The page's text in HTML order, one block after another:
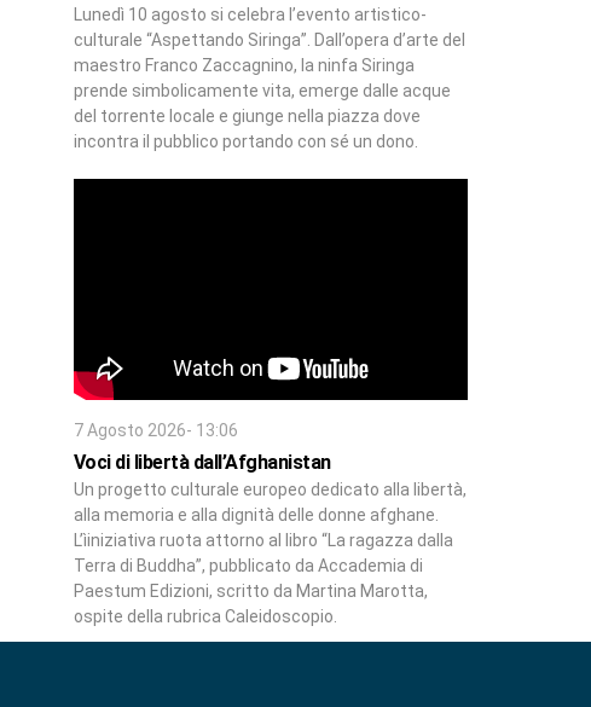
Lunedì 10 agosto si celebra l’evento artistico-
culturale “Aspettando Siringa”. Dall’opera d’arte del
maestro Franco Zaccagnino, la ninfa Siringa
prende simbolicamente vita, emerge dalle acque
del torrente locale e giunge nella piazza dove
incontra il pubblico portando con sé un dono.
7 Agosto 2026- 13:06
Voci di libertà dall’Afghanistan
Un progetto culturale europeo dedicato alla libertà,
alla memoria e alla dignità delle donne afghane.
L’ìiniziativa ruota attorno al libro “La ragazza dalla
Terra di Buddha”, pubblicato da Accademia di
Paestum Edizioni, scritto da Martina Marotta,
ospite della rubrica Caleidoscopio.